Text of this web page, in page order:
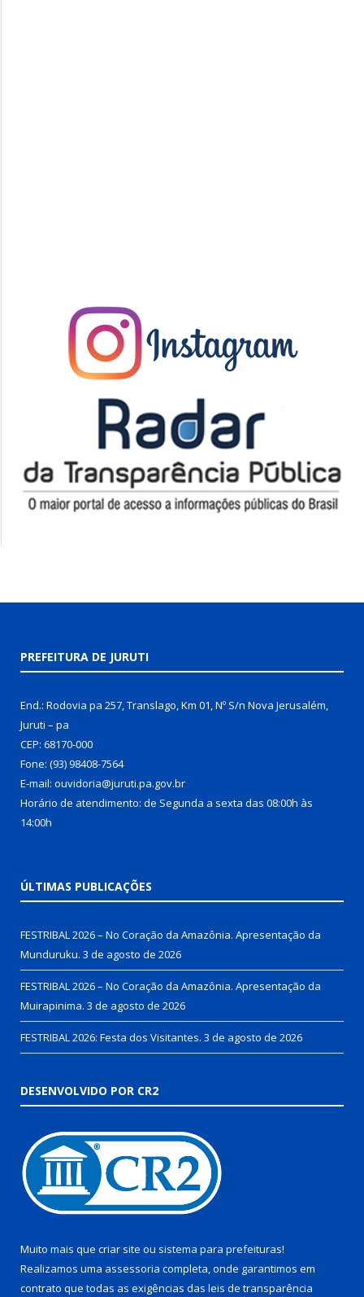
PREFEITURA DE JURUTI
End.: Rodovia pa 257, Translago, Km 01, Nº S/n Nova Jerusalém,
Juruti – pa
CEP: 68170-000
Fone: (93) 98408-7564
E-mail: ouvidoria@juruti.pa.gov.br
Horário de atendimento: de Segunda a sexta das 08:00h às
14:00h
ÚLTIMAS PUBLICAÇÕES
FESTRIBAL 2026 – No Coração da Amazônia. Apresentação da
Munduruku. 3 de agosto de 2026
FESTRIBAL 2026 – No Coração da Amazônia. Apresentação da
Muirapinima. 3 de agosto de 2026
FESTRIBAL 2026: Festa dos Visitantes. 3 de agosto de 2026
DESENVOLVIDO POR CR2
Muito mais que criar site ou sistema para prefeituras!
Realizamos uma assessoria completa, onde garantimos em
contrato que todas as exigências das leis de transparência